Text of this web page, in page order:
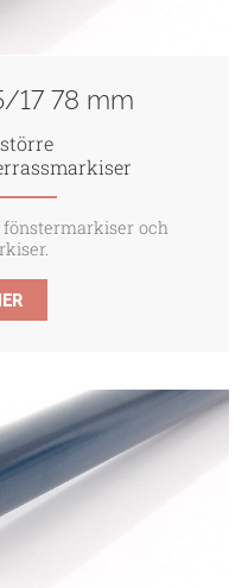
17 78 mm
fönstermarkiser och